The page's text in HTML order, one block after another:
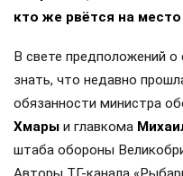
кто же рвётся на
В свете предположений
знать, что недавно
обязанности министра
Хмары и главкома
штаба обороны